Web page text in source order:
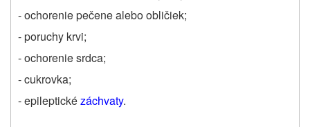
- ochorenie pečene alebo obličiek;
- poruchy krvi;
- ochorenie srdca;
- cukrovka;
- epileptickézáchvaty.